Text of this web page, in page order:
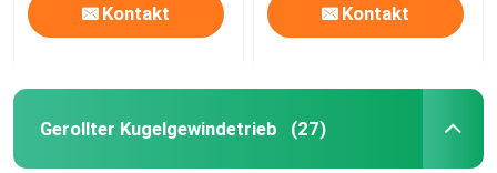
Kontakt Kontakt
Gerollter Kugelgewindetrieb (27)